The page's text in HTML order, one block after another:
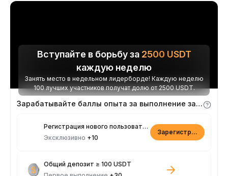
Вступайте в борьбу за 2500 USDT
каждую неделю
Занять место в недельном лидерборде! Каждую неделю
100 лучших участников получат долю от 2500 USDT.
Зарабатывайте баллы опыта за выполнение заданий
Регистрация нового пользователя
Эксклюзивно +10
Зарегистрироваться
Общий депозит ≥ 100 USDT